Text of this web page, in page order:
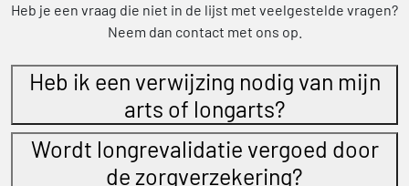
Heb je een vraag die niet in de lijst met veelgestelde vragen?
Neem dan contact met ons op.
Heb ik een verwijzing nodig van mijn
arts of longarts?
Wordt longrevalidatie vergoed door
de zorgverzekering?